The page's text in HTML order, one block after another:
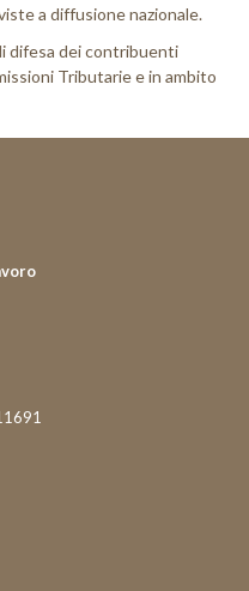
a diffusione nazionale.
difesa dei contribuenti
Tributarie e in ambito